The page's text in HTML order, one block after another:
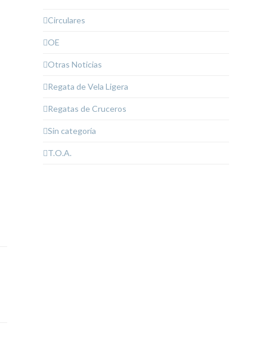
Circulares
OE
Otras Noticias
Regata de Vela Ligera
Regatas de Cruceros
Sin categoría
T.O.A.